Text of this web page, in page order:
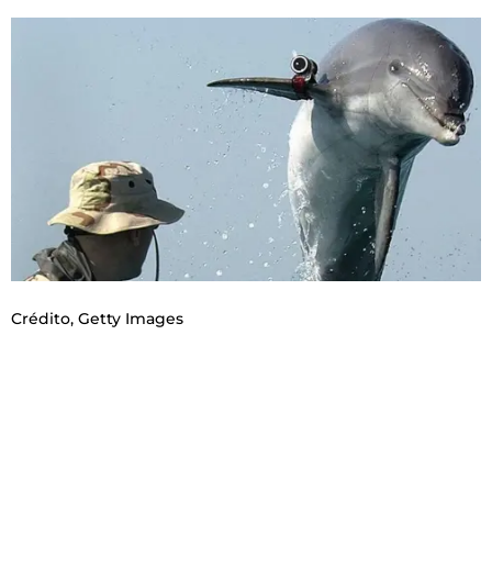
Crédito, Getty Images